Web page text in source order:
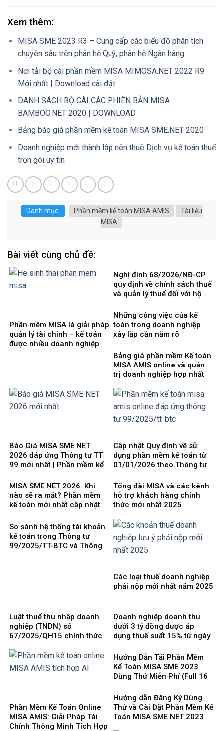
Xem thêm:
MISA SME 2023 R3 – Cung cấp các biểu đồ phân tích
chuyên sâu trên phân hệ Quỹ, phân hệ Ngân hàng
Nơi tải bộ cài phần mềm MISA MIMOSA.NET 2022 R9
Mới nhất | Download cài đặt
DANH SÁCH BỘ CÀI CÁC PHIÊN BẢN MISA
BAMBOO.NET 2020 | DOWNLOAD
Bảng báo giá phần mềm kế toán MISA SME.NET 2020
Doanh nghiệp mới thành lập nên thuê Dịch vụ kế toán thuế
trọn gói uy tín
Danh mục: Phần mềm kế toán MISA AMIS
Tài liệu
MISA
Bài viết cùng chủ đề:
Phần mềm MISA là giải pháp
quản lý tài chính – kế toán
được nhiều doanh nghiệp
Nghị định 68/2026/NĐ-CP
quy định về chính sách thuế
và quản lý thuế đối với hộ
doanh
Những công việc của kế
toán trong doanh nghiệp
xây lắp cần nắm rõ
Bảng giá phần mềm Kế toán
MISA AMIS online và quản
trị doanh nghiệp hợp nhất
Báo Giá MISA SME NET
2026 đáp ứng Thông tư TT
99 mới nhất | Phần mềm kế
Cập nhật Quy định về sử
dụng phần mềm kế toán từ
01/01/2026 theo Thông tư
MISA SME.NET 2026: Khi
nào sẽ ra mắt? Phần mềm
kế toán mới nhất cập nhật
Tổng đài MISA và các kênh
hỗ trợ khách hàng chính
thức mới nhất 2025
So sánh hệ thống tài khoản
kế toán trong Thông tư
99/2025/TT-BTC và Thông
Các loại thuế doanh nghiệp
phải nộp mới nhất năm 2025
Luật thuế thu nhập doanh
nghiệp (TNDN) số
67/2025/QH15 chính thức
01/10/2025 và 8 điểm mới
cần lưu ý
Doanh nghiệp doanh thu
dưới 3 tỷ đồng được áp
dụng thuế suất 15% từ ngày
Phần Mềm Kế Toán Online
MISA AMIS: Giải Pháp Tài
Chính Thông Minh Tích Hợp
Hướng Dẫn Tải Phần Mềm
Kế Toán MISA SME 2023
Dùng Thử Miễn Phí (Full 16
Hướng dẫn Đăng Ký Dùng
Thử và Cài Đặt Phần Mềm Kế
Toán MISA SME NET 2023